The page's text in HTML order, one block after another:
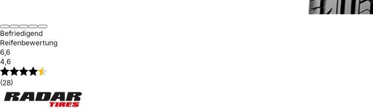
Befriedigend
Reifenbewertung
6,6
4,6
(28)